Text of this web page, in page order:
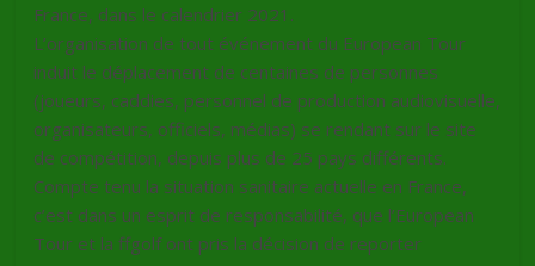
France, dans le calendrier 2021.
L’organisation de tout événement du European Tour
induit le déplacement de centaines de personnes
(joueurs, caddies, personnel de production audiovisuelle,
organisateurs, officiels, médias) se rendant sur le site
de compétition, depuis plus de 25 pays différents.
Compte tenu la situation sanitaire actuelle en France,
c’est dans un esprit de responsabilité, que l’European
Tour et la ffgolf ont pris la décision de reporter